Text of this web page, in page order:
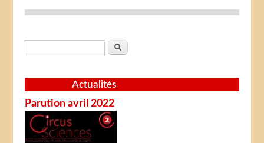
Formulaire de recherche
Rechercher
Actualités
Parution avril 2022